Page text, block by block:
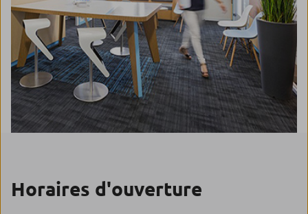
Horaires d'ouverture